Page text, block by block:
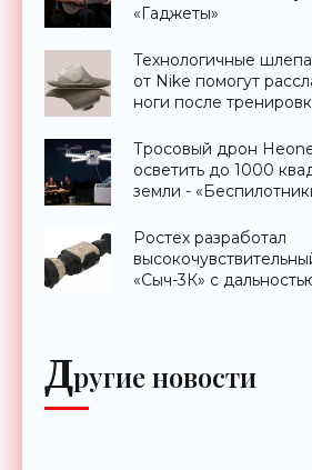
«Гаджеты»
Технологичные
от Nike помогут
ноги после
Тросовый дрон
осветить до 1000
земли -
Ростех разработал
«Сыч-3К» с
Другие новости